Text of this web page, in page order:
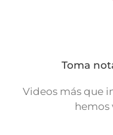
Toma
Videos más que
hemos